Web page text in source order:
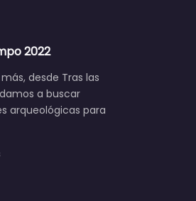
2022
desde Tras las
a buscar
arqueológicas para